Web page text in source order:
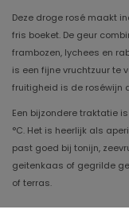
Deze droge rosé maakt
fris boeket. De geur
frambozen, lychees en
is een fijne vruchtzuur te
fruitigheid is de roséwijn
Een bijzondere traktatie
°C. Het is heerlijk als
past goed bij tonijn,
geitenkaas of gegrilde
of terras.